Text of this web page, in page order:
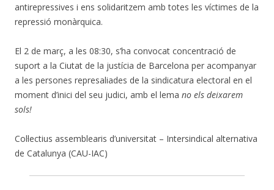
antirepressives i ens solidaritzem amb totes les víctimes de la
repressió monàrquica.
El 2 de març, a les 08:30, s’ha convocat concentració de
suport a la Ciutat de la justícia de Barcelona per acompanyar
a les persones represaliades de la sindicatura electoral en el
moment d’inici del seu judici, amb el lema no els deixarem
sols!
Col·lectius assemblearis d’universitat – Intersindical alternativa
de Catalunya (CAU-IAC)